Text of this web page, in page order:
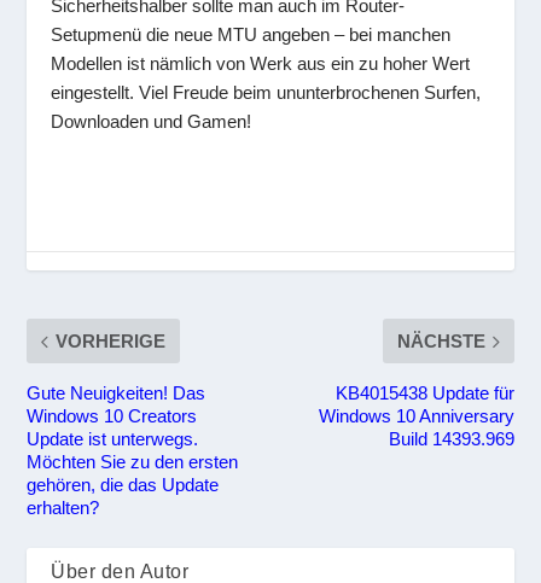
Sicherheitshalber sollte man auch im Router-
Setupmenü die neue MTU angeben – bei manchen
Modellen ist nämlich von Werk aus ein zu hoher Wert
eingestellt. Viel Freude beim ununterbrochenen Surfen,
Downloaden und Gamen!
VORHERIGE
Gute Neuigkeiten! Das
Windows 10 Creators
Update ist unterwegs.
Möchten Sie zu den ersten
gehören, die das Update
erhalten?
NÄCHSTE
KB4015438 Update für
Windows 10 Anniversary
Build 14393.969
Über den Autor